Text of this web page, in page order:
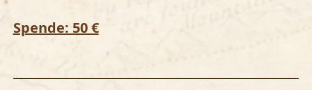
Spende: 50 €